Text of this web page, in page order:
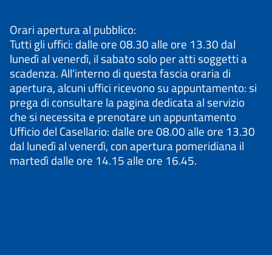
Orari apertura al pubblico:
Tutti gli uffici: dalle ore 08.30 alle ore 13.30 dal
lunedì al venerdì, il sabato solo per atti soggetti a
scadenza. All'interno di questa fascia oraria di
apertura, alcuni uffici ricevono su appuntamento: si
prega di consultare la pagina dedicata al servizio
che si necessita e prenotare un appuntamento
Ufficio del Casellario: dalle ore 08.00 alle ore 13.30
dal lunedì al venerdì, con apertura pomeridiana il
martedì dalle ore 14.15 alle ore 16.45.